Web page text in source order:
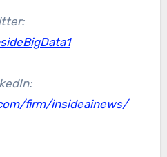
firm/insideainews/